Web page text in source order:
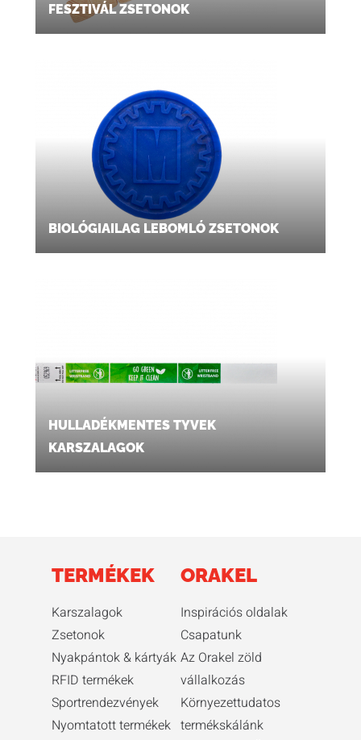
FESZTIVÁL ZSETONOK
BIOLÓGIAILAG LEBOMLÓ ZSETONOK
HULLADÉKMENTES TYVEK
KARSZALAGOK
TERMÉKEK
Karszalagok
Zsetonok
Nyakpántok & kártyák
RFID termékek
Sportrendezvények
Nyomtatott termékek
ORAKEL
Inspirációs oldalak
Csapatunk
Az Orakel zöld
vállalkozás
Környezettudatos
termékskálánk